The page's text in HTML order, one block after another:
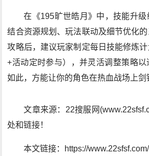
在《195旷世皓月》中，技能升
结合资源规划、玩法联动及细节优化
攻略后，建议玩家制定每日技能修炼
+活动定时参与），并灵活调整策略
如此，方能让你的角色在热血战场上剑
文章来源：22搜服网
处和链接！
本文链接：https://